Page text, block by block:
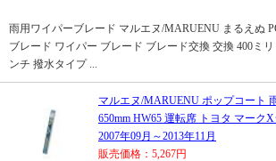
雨用ワイパーブレード マルエヌ/MARUENU まるえぬ
ブレード ワイパー ブレード ブレード交換 交換 400ミリ
ンチ 撥水タイプ ...
マルエヌ/MARUENU ポップコート
650mm HW65 運転席 トヨタ マーク
2007年09月～2013年11月
販売価格：5,267円